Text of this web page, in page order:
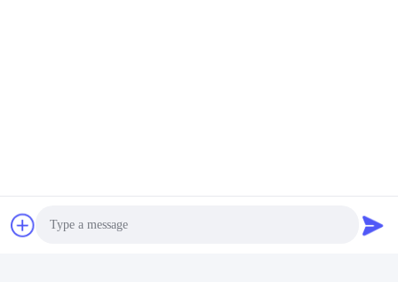
No. 002 No. 2, Parco Industriale di Luoge Sanyachong, Città